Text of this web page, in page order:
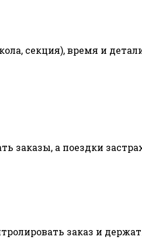
секция), время и
а поездки
заказ и